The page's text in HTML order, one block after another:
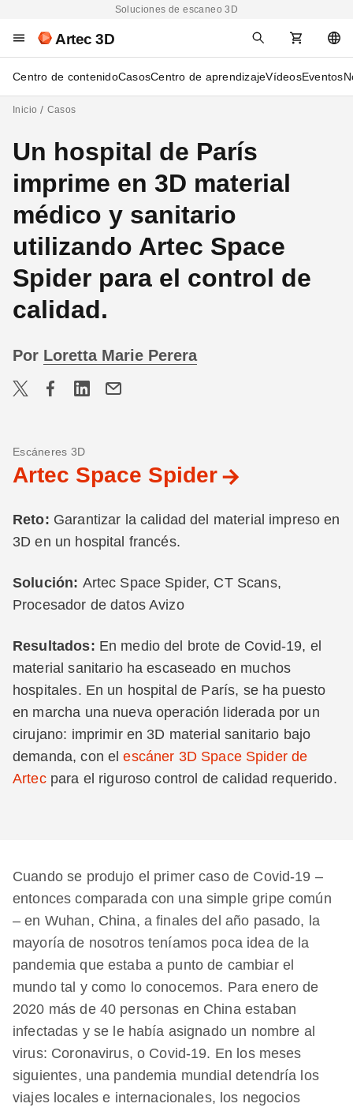
Soluciones de escaneo 3D
Artec 3D
Centro de contenidoCasosCentro de aprendizajeVídeosEventos
Inicio Casos
Un hospital de París
imprime en 3D material
médico y sanitario
utilizando Artec Space
Spider para el control de
calidad.
Por Loretta Marie Perera
Escáneres 3D
Artec Space Spider
Reto: Garantizar la calidad del material impreso en
3D en un hospital francés.
Solución: Artec Space Spider, CT Scans,
Procesador de datos Avizo
Resultados: En medio del brote de Covid-19, el
material sanitario ha escaseado en muchos
hospitales. En un hospital de París, se ha puesto
en marcha una nueva operación liderada por un
cirujano: imprimir en 3D material sanitario bajo
demanda, con elescáner 3D Space Spider de
Artecpara el riguroso control de calidad requerido.
Cuando se produjo el primer caso de Covid-19 –
entonces comparada con una simple gripe común
– en Wuhan, China, a finales del año pasado, la
mayoría de nosotros teníamos poca idea de la
pandemia que estaba a punto de cambiar el
mundo tal y como lo conocemos. Para enero de
2020 más de 40 personas en China estaban
infectadas y se le había asignado un nombre al
virus: Coronavirus, o Covid-19. En los meses
siguientes, una pandemia mundial detendría los
viajes locales e internacionales, los negocios